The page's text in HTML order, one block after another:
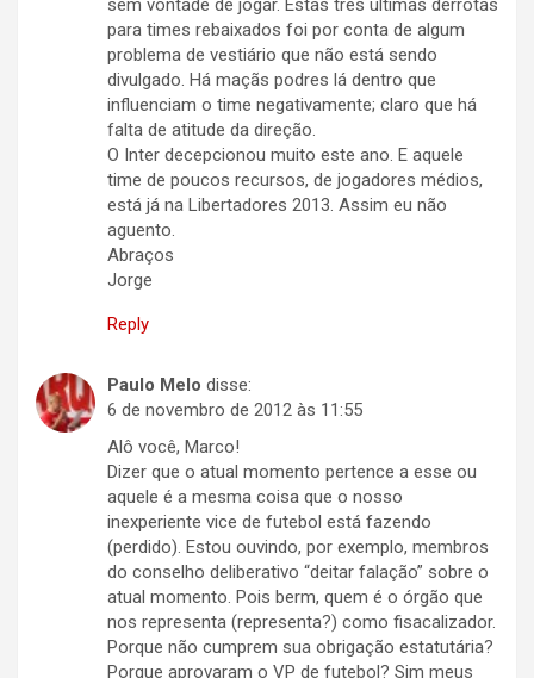
sem vontade de jogar. Estas tres últimas derrotas
para times rebaixados foi por conta de algum
problema de vestiário que não está sendo
divulgado. Há maçãs podres lá dentro que
influenciam o time negativamente; claro que há
falta de atitude da direção.
O Inter decepcionou muito este ano. E aquele
time de poucos recursos, de jogadores médios,
está já na Libertadores 2013. Assim eu não
aguento.
Abraços
Jorge
Reply
Paulo Melo disse:
6 de novembro de 2012 às 11:55
Alô você, Marco!
Dizer que o atual momento pertence a esse ou
aquele é a mesma coisa que o nosso
inexperiente vice de futebol está fazendo
(perdido). Estou ouvindo, por exemplo, membros
do conselho deliberativo “deitar falação” sobre o
atual momento. Pois berm, quem é o órgão que
nos representa (representa?) como fisacalizador.
Porque não cumprem sua obrigação estatutária?
Porque aprovaram o VP de futebol? Sim meus